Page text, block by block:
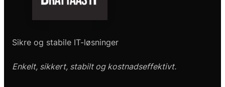
Sikre og stabile IT-løsninger
Enkelt, sikkert, stabilt og kostnadseffektivt.